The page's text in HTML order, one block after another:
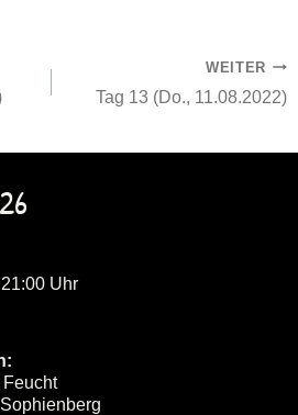
WEITER
Tag 13 (Do., 11.08.2022)
Uhr